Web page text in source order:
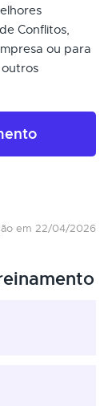
Conflitos,
ou para
em 22/04/2026